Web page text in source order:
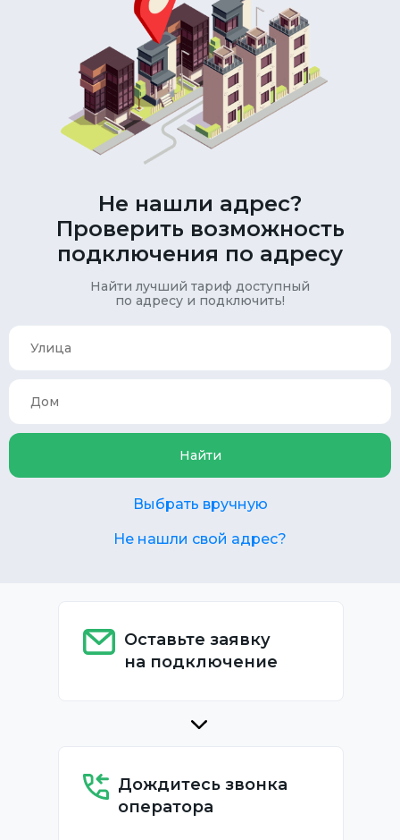
Не нашли адрес?
Проверить возможность
подключения по адресу
Найти лучший тариф доступный
по адресу и подключить!
Найти
Выбрать вручную
Не нашли свой адрес?
Оставьте заявку
на подключение
Дождитесь звонка
оператора